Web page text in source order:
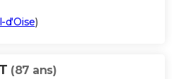
d'Oise)
(87 ans)